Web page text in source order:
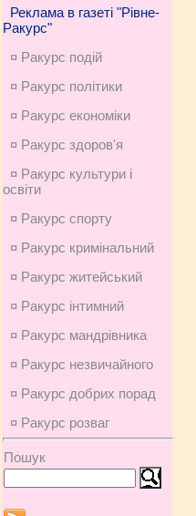
Реклама в газеті "Рівне-
Ракурс"
¤ Ракурс подій
¤ Ракурс політики
¤ Ракурс економiки
¤ Ракурс здоров'я
¤ Ракурс культури і
освіти
¤ Ракурс спорту
¤ Ракурс кримінальний
¤ Ракурс житейський
¤ Ракурс інтимний
¤ Ракурс мандрівника
¤ Ракурс незвичайного
¤ Ракурс добрих порад
¤ Ракурс розваг
Пошук